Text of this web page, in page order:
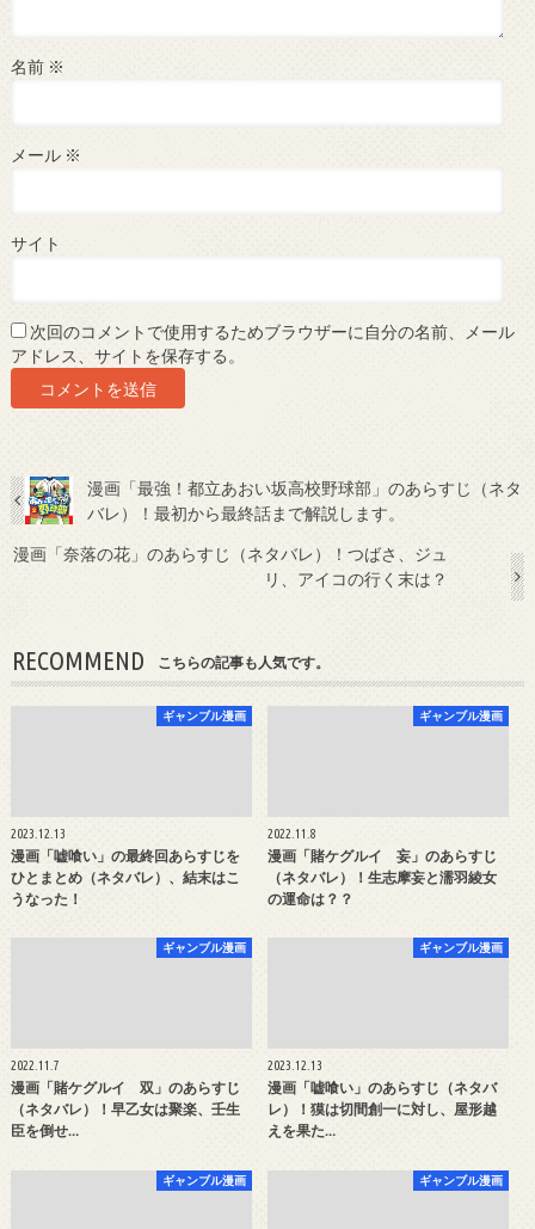
名前 ※
メール ※
サイト
次回のコメントで使用するためブラウザーに自分の名前、メール
アドレス、サイトを保存する。
漫画「最強！都立あおい坂高校野球部」のあらすじ（ネタ
バレ）！最初から最終話まで解説します。
漫画「奈落の花」のあらすじ（ネタバレ）！つばさ、ジュ
リ、アイコの行く末は？
RECOMMEND こちらの記事も人気です。
ギャンブル漫画
2023.12.13
漫画「嘘喰い」の最終回あらすじを
ひとまとめ（ネタバレ）、結末はこ
うなった！
ギャンブル漫画
2022.11.8
漫画「賭ケグルイ 妄」のあらすじ
（ネタバレ）！生志摩妄と濡羽綾女
の運命は？？
ギャンブル漫画
2022.11.7
漫画「賭ケグルイ 双」のあらすじ
（ネタバレ）！早乙女は聚楽、壬生
臣を倒せ…
ギャンブル漫画
2023.12.13
漫画「嘘喰い」のあらすじ（ネタバ
レ）！獏は切間創一に対し、屋形越
えを果た…
ギャンブル漫画 ギャンブル漫画